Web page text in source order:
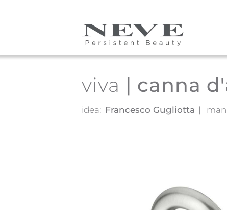
Skip to main content
viva | canna
idea: Francesco Gugliotta